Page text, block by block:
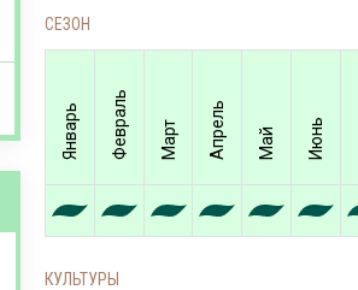
СЕЗОН
Январь Февраль Март Апрель Май Июнь
КУЛЬТУРЫ